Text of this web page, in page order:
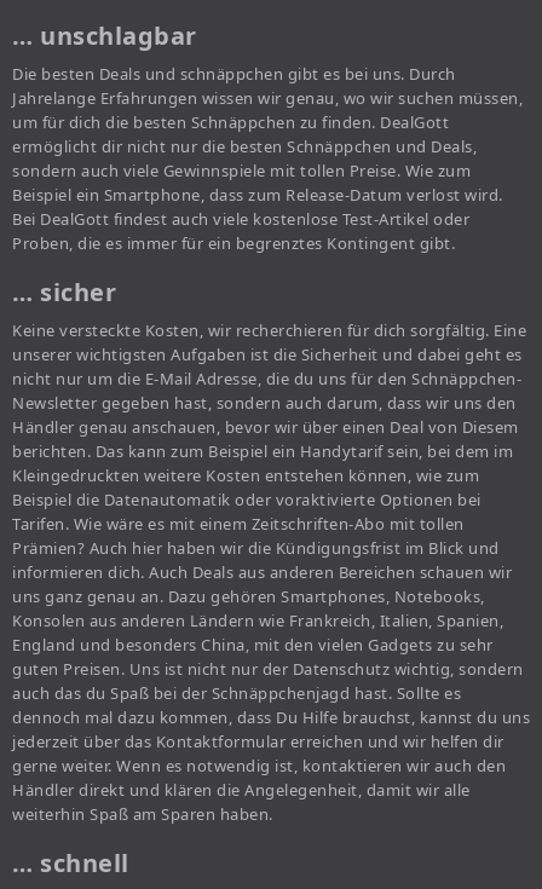
… unschlagbar
Die besten Deals und schnäppchen gibt es bei uns. Durch
Jahrelange Erfahrungen wissen wir genau, wo wir suchen müssen,
um für dich die besten Schnäppchen zu finden. DealGott
ermöglicht dir nicht nur die besten Schnäppchen und Deals,
sondern auch viele Gewinnspiele mit tollen Preise. Wie zum
Beispiel ein Smartphone, dass zum Release-Datum verlost wird.
Bei DealGott findest auch viele kostenlose Test-Artikel oder
Proben, die es immer für ein begrenztes Kontingent gibt.
… sicher
Keine versteckte Kosten, wir recherchieren für dich sorgfältig. Eine
unserer wichtigsten Aufgaben ist die Sicherheit und dabei geht es
nicht nur um die E-Mail Adresse, die du uns für den Schnäppchen-
Newsletter gegeben hast, sondern auch darum, dass wir uns den
Händler genau anschauen, bevor wir über einen Deal von Diesem
berichten. Das kann zum Beispiel ein Handytarif sein, bei dem im
Kleingedruckten weitere Kosten entstehen können, wie zum
Beispiel die Datenautomatik oder voraktivierte Optionen bei
Tarifen. Wie wäre es mit einem Zeitschriften-Abo mit tollen
Prämien? Auch hier haben wir die Kündigungsfrist im Blick und
informieren dich. Auch Deals aus anderen Bereichen schauen wir
uns ganz genau an. Dazu gehören Smartphones, Notebooks,
Konsolen aus anderen Ländern wie Frankreich, Italien, Spanien,
England und besonders China, mit den vielen Gadgets zu sehr
guten Preisen. Uns ist nicht nur der Datenschutz wichtig, sondern
auch das du Spaß bei der Schnäppchenjagd hast. Sollte es
dennoch mal dazu kommen, dass Du Hilfe brauchst, kannst du uns
jederzeit über das Kontaktformular erreichen und wir helfen dir
gerne weiter. Wenn es notwendig ist, kontaktieren wir auch den
Händler direkt und klären die Angelegenheit, damit wir alle
weiterhin Spaß am Sparen haben.
… schnell